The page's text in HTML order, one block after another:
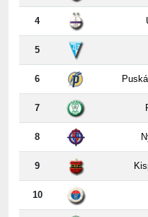
5
6
7
8
9
10
11